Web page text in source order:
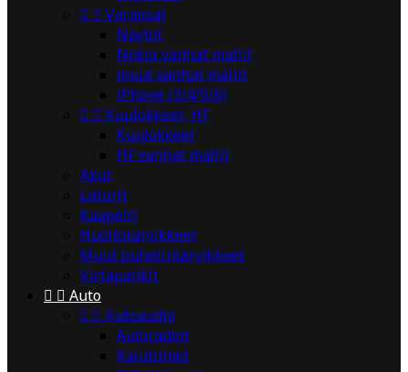
  Varaosat
Näytöt
Nokia vanhat mallit
muut vanhat mallit
iPhone (3/4/5/6)
  Kuulokkeet, HF
Kuulokkeet
HF vanhat mallit
Akut
Laturit
Kaapelit
Huoltotarvikkeet
Muut puhelintarvikkeet
Virtapankit
  Auto
  Autoaudio
Autoradiot
Kaiuttimet